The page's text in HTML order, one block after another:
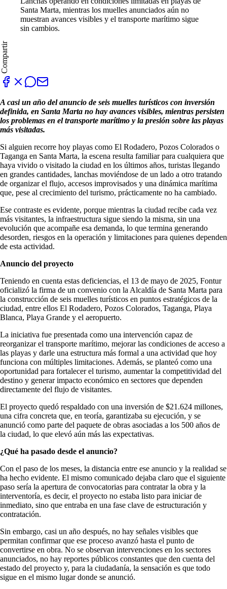
Santa Marta, mientras los muelles anunciados aún no
muestran avances visibles y el transporte marítimo sigue
sin cambios.
Compartir
A casi un año del anuncio de seis muelles turísticos con inversión
definida, en Santa Marta no hay avances visibles, mientras persisten
los problemas en el transporte marítimo y la presión sobre las playas
más visitadas.
Si alguien recorre hoy playas como El Rodadero, Pozos Colorados o
Taganga en Santa Marta, la escena resulta familiar para cualquiera que
haya vivido o visitado la ciudad en los últimos años, turistas llegando
en grandes cantidades, lanchas moviéndose de un lado a otro tratando
de organizar el flujo, accesos improvisados y una dinámica marítima
que, pese al crecimiento del turismo, prácticamente no ha cambiado.
Ese contraste es evidente, porque mientras la ciudad recibe cada vez
más visitantes, la infraestructura sigue siendo la misma, sin una
evolución que acompañe esa demanda, lo que termina generando
desorden, riesgos en la operación y limitaciones para quienes dependen
de esta actividad.
Anuncio del proyecto
Teniendo en cuenta estas deficiencias, el 13 de mayo de 2025, Fontur
oficializó la firma de un convenio con la Alcaldía de Santa Marta para
la construcción de seis muelles turísticos en puntos estratégicos de la
ciudad, entre ellos El Rodadero, Pozos Colorados, Taganga, Playa
Blanca, Playa Grande y el aeropuerto.
La iniciativa fue presentada como una intervención capaz de
reorganizar el transporte marítimo, mejorar las condiciones de acceso a
las playas y darle una estructura más formal a una actividad que hoy
funciona con múltiples limitaciones. Además, se planteó como una
oportunidad para fortalecer el turismo, aumentar la competitividad del
destino y generar impacto económico en sectores que dependen
directamente del flujo de visitantes.
El proyecto quedó respaldado con una inversión de $21.624 millones,
una cifra concreta que, en teoría, garantizaba su ejecución, y se
anunció como parte del paquete de obras asociadas a los 500 años de
la ciudad, lo que elevó aún más las expectativas.
¿Qué ha pasado desde el anuncio?
Con el paso de los meses, la distancia entre ese anuncio y la realidad se
ha hecho evidente. El mismo comunicado dejaba claro que el siguiente
paso sería la apertura de convocatorias para contratar la obra y la
interventoría, es decir, el proyecto no estaba listo para iniciar de
inmediato, sino que entraba en una fase clave de estructuración y
contratación.
Sin embargo, casi un año después, no hay señales visibles que
permitan confirmar que ese proceso avanzó hasta el punto de
convertirse en obra. No se observan intervenciones en los sectores
anunciados, no hay reportes públicos constantes que den cuenta del
estado del proyecto y, para la ciudadanía, la sensación es que todo
sigue en el mismo lugar donde se anunció.